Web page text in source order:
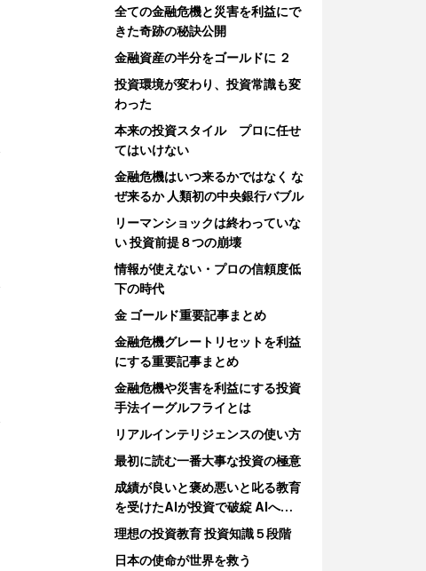
全ての金融危機と災害を利益にで
きた奇跡の秘訣公開
金融資産の半分をゴールドに ２
投資環境が変わり、投資常識も変
わった
本来の投資スタイル プロに任せ
てはいけない
金融危機はいつ来るかではなく な
ぜ来るか 人類初の中央銀行バブル
リーマンショックは終わっていな
い 投資前提８つの崩壊
情報が使えない・プロの信頼度低
下の時代
金 ゴールド重要記事まとめ
金融危機グレートリセットを利益
にする重要記事まとめ
金融危機や災害を利益にする投資
手法イーグルフライとは
リアルインテリジェンスの使い方
最初に読む一番大事な投資の極意
成績が良いと褒め悪いと叱る教育
を受けたAIが投資で破綻 AIへの
教育
理想の投資教育 投資知識５段階
日本の使命が世界を救う